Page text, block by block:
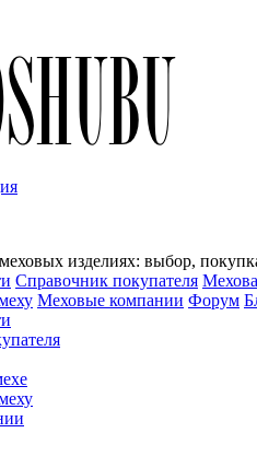
изделиях: выбор,
Справочник покупателя
Меховые компании Форум